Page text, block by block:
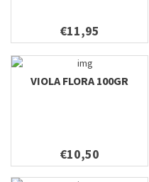
€11,95
VIOLA FLORA 100GR
€10,50